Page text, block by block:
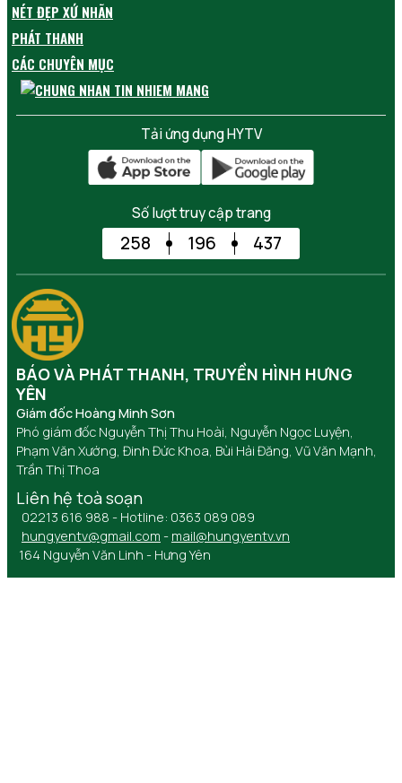
NÉT ĐẸP XỨ NHÃN
PHÁT THANH
CÁC CHUYÊN MỤC
Tải ứng dụng HYTV
Số lượt truy cập trang
258 196 437
BÁO VÀ PHÁT THANH, TRUYỀN HÌNH HƯNG
YÊN
Giám đốc Hoàng Minh Sơn
Phó giám đốc Nguyễn Thị Thu Hoài, Nguyễn Ngọc Luyện,
Phạm Văn Xướng, Đinh Đức Khoa, Bùi Hải Đăng, Vũ Văn Mạnh,
Trần Thị Thoa
Liên hệ toà soạn
02213 616 988 - Hotline: 0363 089 089
hungyentv@gmail.com - mail@hungyentv.vn
164 Nguyễn Văn Linh - Hưng Yên